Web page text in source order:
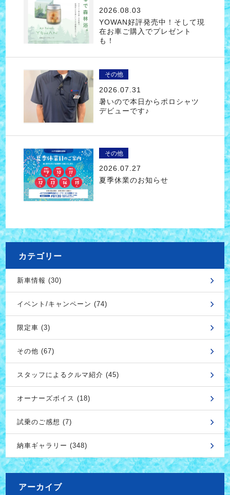
2026.08.03
YOWAN好評発売中！そして現
在お車ご購入でプレゼント
も！
その他
2026.07.31
暑いので本日からポロシャツ
デビューです♪
その他
2026.07.27
夏季休業のお知らせ
カテゴリー
新車情報 (30)
イベント/キャンペーン (74)
限定車 (3)
その他 (67)
スタッフによるクルマ紹介 (45)
オーナーズボイス (18)
試乗のご感想 (7)
納車ギャラリー (348)
アーカイブ